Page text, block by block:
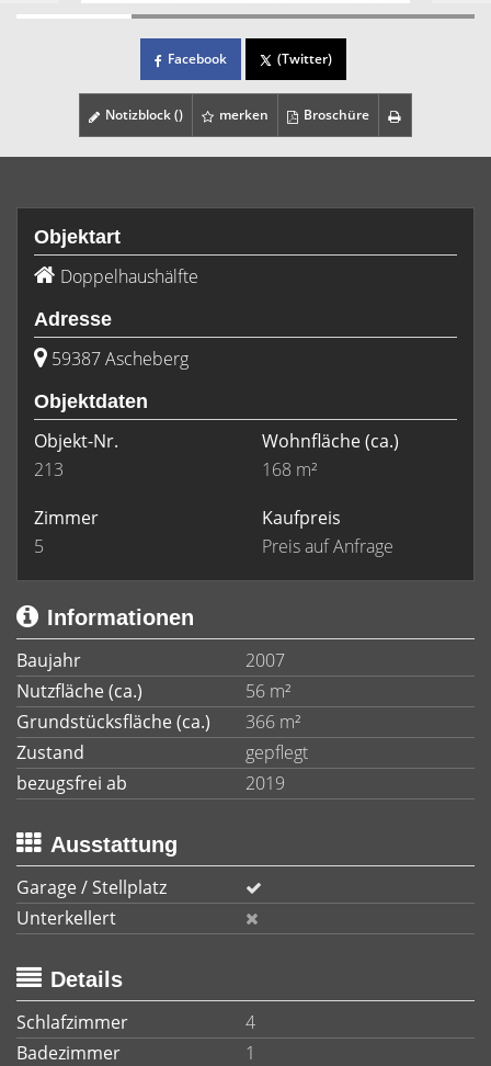
Facebook (Twitter)
Notizblock () merken Broschüre
Objektart
Doppelhaushälfte
Adresse
59387 Ascheberg
Objektdaten
Objekt-Nr.
213
Wohnfläche(ca.)
168 m²
Zimmer
5
Kaufpreis
Preis auf Anfrage
Informationen
Baujahr
2007
Nutzfläche (ca.)
56 m²
Grundstücksfläche (ca.)
366 m²
Zustand
gepflegt
bezugsfrei ab
2019
Ausstattung
Garage / Stellplatz
Unterkellert
Details
Schlafzimmer
4
Badezimmer
1